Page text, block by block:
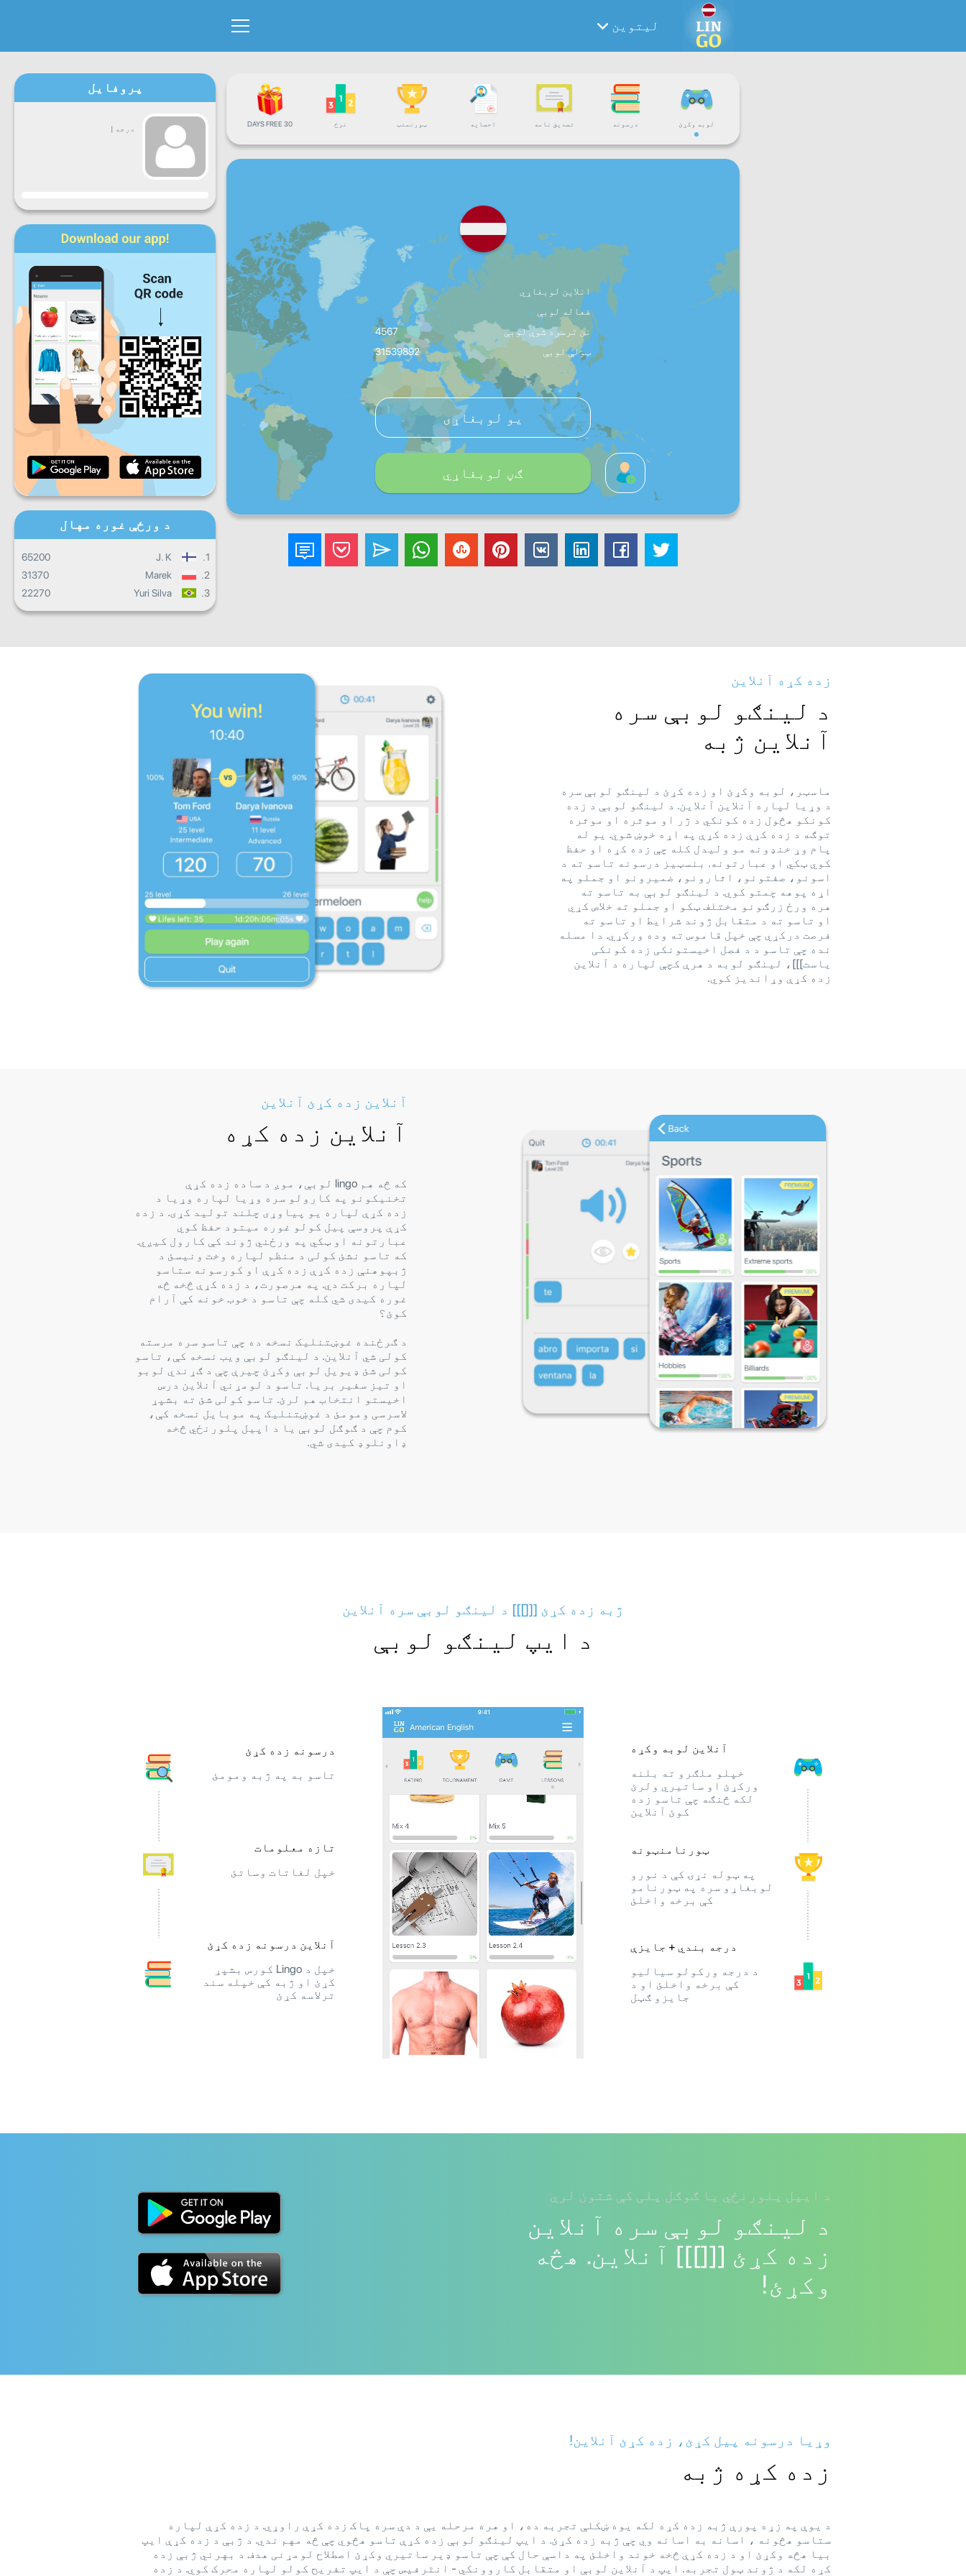
لیتوین
لوبه وکړئ درسونه تصدیق نامه احصایه ټورنمنټ نرخ 30 DAYS FREE
انلاین لوبغاړي
فعاله لوبې
نن ترسره شوې لوبې
4567
ټولې لوبې
31539892
یو لوبغاړی
ګڼ لوبغاړي
پروفایل
درجه |
جاري
دوشنبه سه پنجشنبه
جمعې
ورځ
شنبه یکشنبه
ورځنی پرمختګ
میاشتنی پرمختګ
ټول ټال جريان
د ورځې غوره مهال
1.
J. K
65200
2.
Marek
31370
3.
Yuri Silva
22270
زده کړه آنلاین
د لینګو لوبې سره
آنلاین ژبه
ماسټر، لوبه وکړئ او زده کړئ د لینګو لوبې سره
د وړیا لپاره آنلاین آنلاین. د لینګو لوبې د زده
کونکو هڅول زده کونکي د ژر او موثره او موثره
توګه د زده کړې زده کړې په اړه خوښ شوي. یو له
پام وړ خنډونه مو ولیدل کله چې زده کړه او حفظ
کوي ټکي او عبارتونه. بنسټیز درسونه تاسو ته د
اسونو، صفتونو، اثارونو، ضمیرونو او جملو په
اړه پوهه چمتو کوي. د لینګو لوبې به تاسو ته
هره ورځ زرګونو مختلف ټکو او جملو ته خلاص کړي
او تاسو ته د متقابل ژوند شرایط او تاسو ته
فرصت درکړي چې خپل قاموس ته وده ورکړي. دا مسله
نده چې تاسو د د فصل اخیستونکی زده کونکی
یاست]]]، لینګو لوبه د هرې کچې لپاره د آنلاین
زده کړې وړاندیز کوي.
آنلاین زده کړئ آنلاین
آنلاین زده کړه
که څه هم lingo لوبې، موږ د ساده زده کړې
تخنیکونو په کارولو سره وړیا لپاره وړیا د
زده کړې لپاره یو پیاوړی چلند تولید کړی. د زده
کړې پروسې پیل کولو غوره میتود حفظ کوي
عبارتونه او ټکي په ورځني ژوند کې کارول کیږي.
که تاسو نشئ کولی د منظم لپاره وخت ونیسئ د
ژبپوهنې زده کړې زده کړې او کورسونه ستاسو
لپاره برکت دي. په هرصورت، د زده کړې څخه څه
غوره کیدی شي کله چې تاسو د خوب خونه کې آرام
کوئ؟
د ګرځنده غوښتنلیک نسخه ده چې تاسو سره مرسته
کولی شي آنلاین. د لینګو لوبې ویب نسخه کې، تاسو
کولی شئ ډیویل لوبې وکړئ چیرې چې د ګړندي لوبو
او تیز سفیر بریا. تاسو د لومړني آنلاین درس
اخیستو انتخاب هم لرئ. تاسو کولی شئ ته بشپړ
لاسرسی ومومئ د غوښتنلیک په موبایل نسخه کې،
کوم چې د ګوګل لوبې یا د اپیل پلورنځي څخه
ډاونلوډ کیدی شي.
ژبه زده کړئ [[[]]] د لینګو لوبې سره آنلاین
د ایپ لینګو لوبې
آنلاین لوبه وکړه
خپلو ملګرو ته بلنه
ورکړئ او ساتیري ولرئ
لکه څنګه چې تاسو زده
کوئ آنلاین
ټورنامنټونه
په ټوله نړۍ کې د نورو
لوبغاړو سره په ټورنامو
کې برخه واخلئ
درجه بندي + جایزې
د درجه ورکولو سیالیو
کې برخه واخلئ او د
جایزو ګټل
درسونه زده کړئ
تاسو به په ژبه ومومئ
تازه معلومات
خپل لغاتات وساتئ
آنلاین درسونه زده کړئ
خپل د Lingo کورس بشپړ
کړئ او ژبه کې خپله سند
ترلاسه کړئ
د ایپل پلورنځي یا ګوګل پلی کې شتون لري
د لینګو لوبې سره آنلاین
زده کړئ [[[]]] آنلاین. هڅه
وکړئ!
وړیا درسونه پیل کړئ، زده کړئ آنلاین!
زده کړه ژبه
د یوې په زړه پورې ژبه زده کړه لکه یوه ښکلې تجربه ده، او هره مرحله یې د دې سره پاک زده کړې راوړي. د زده کړې لپاره
ستاسو هڅونه ، اسانه به اسانه وي چې ژبه زده کړئ. د ایپ لینګو لوبې زده کړې تاسو هڅوي چې څه مهم ندي. د ژبې د زده کړې ایپ
بیا هڅه وکړئ او د زده کړې څخه خوند واخلئ په داسې حال کې چې تاسو ډیر ساتیري وکړئ اصطلاح لومړنی هدف د بهرني ژبې زده
کړه لکه د ژوند ټول تجربه. ایپ د آنلاین لوبې او متقابل کاروونکي - انٹرفیس چې د ایپ تفریح ​​کولو لپاره محرک کوي. د زده